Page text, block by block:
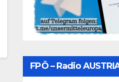
FPÖ – Radio